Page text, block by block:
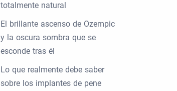
totalmente natural
El brillante ascenso de Ozempic
y la oscura sombra que se
esconde tras él
Lo que realmente debe saber
sobre los implantes de pene